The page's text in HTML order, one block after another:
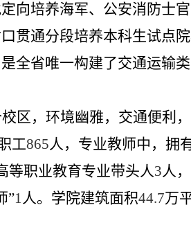
向培养海军、公安消防士
贯通分段培养本科生试点
全省唯一构建了交通运输
区，环境幽雅，交通便利
工865人，专业教师中，拥
等职业教育专业带头人3人
”1人。学院建筑面积44.7万